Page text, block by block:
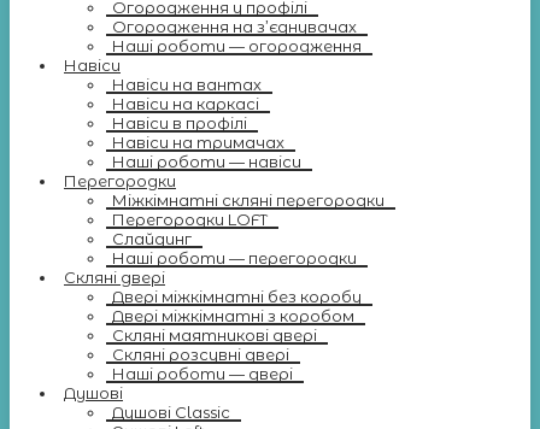
Огородження у профілі
Огородження на з’єднувачах
Наші роботи — огородження
Навіси
Навіси на вантах
Навіси на каркасі
Навіси в профілі
Навіси на тримачах
Наші роботи — навіси
Перегородки
Міжкімнатні скляні перегородки
Перегородки LOFT
Слайдинг
Наші роботи — перегородки
Скляні двері
Двері міжкімнатні без коробу
Двері міжкімнатні з коробом
Скляні маятникові двері
Скляні розсувні двері
Наші роботи — двері
Душові
Душові Classic